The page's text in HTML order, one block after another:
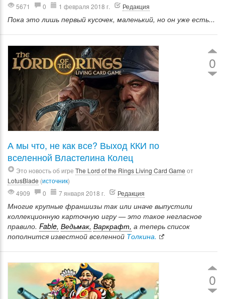
5671
0 1 февраля 2018 г. Редакция
Пока это лишь первый кусочек, маленький, но он уже есть...
0
А мы что, не как все? Выход ККИ по
вселенной Властелина Колец
Это новость об игре The Lord of the Rings Living Card Game от
LotusBlade (источник)
4909
0 7 января 2018 г. Редакция
Многие крупные франшизы так или иначе выпустили
коллекционную карточную игру — это такое негласное
правило. Fable, Ведьмак, Варкрафт, а теперь список
пополнится известной вселенной Толкина.
0